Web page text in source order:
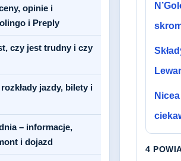
4
opinie i
i Preply
czy jest trudny i czy
jazdy, bilety i
– informacje,
i dojazd